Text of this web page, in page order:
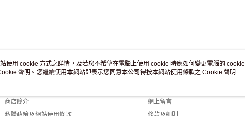
關於我們
商店簡介
客戶服務
網上留言
使用 cookie 方式之詳情，及若您不希望在電腦上使用 cookie 時應如何變更電腦的 cookie
聲明。您繼續使用本網站即表示您同意本公司得按本網站使用條款之 Cookie 聲明使